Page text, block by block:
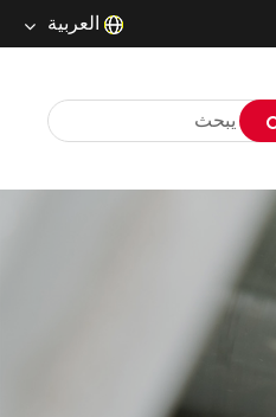
العربية
русский